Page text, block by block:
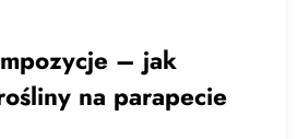
– jak
na parapecie